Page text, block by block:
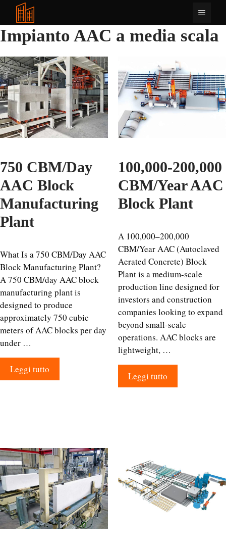
contenuto
Menu
Impianto AAC a media scala
750 CBM/Day
AAC Block
Manufacturing
Plant
What Is a 750 CBM/Day AAC
Block Manufacturing Plant?
A 750 CBM/day AAC block
manufacturing plant is
designed to produce
approximately 750 cubic
meters of AAC blocks per day
under …
Leggi tutto
100,000-200,000
CBM/Year AAC
Block Plant
A 100,000–200,000
CBM/Year AAC (Autoclaved
Aerated Concrete) Block
Plant is a medium-scale
production line designed for
investors and construction
companies looking to expand
beyond small-scale
operations. AAC blocks are
lightweight, …
Leggi tutto